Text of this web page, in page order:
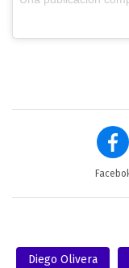
Diego Olivera